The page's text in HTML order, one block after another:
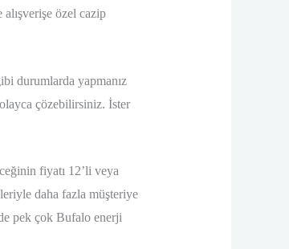
özel cazip
durumlarda yapmanız
çözebilirsiniz. İster
fiyatı 12’li veya
daha fazla müşteriye
pek çok Bufalo enerji